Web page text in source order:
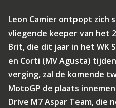
Leon Camier ontpopt zich
vliegende keeper van het
Brit, die dit jaar in het WK
en Corti (MV Agusta)
verging, zal de komende
MotoGP de plaats
Drive M7 Aspar Team, die